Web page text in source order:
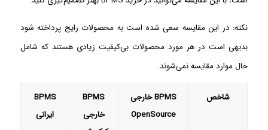
نکته: در این مقایسه سعی شده است به محصولات رایج پرداخته شود
بدیهی است در هر مورد محصولات بی‌کیفیت زیادی هستند که شامل
حال موارد مقایسه نمی‌شوند.
شاخص BPMSخارجی
OpenSource
BPMS
خارجی
BPMS
ایرانی